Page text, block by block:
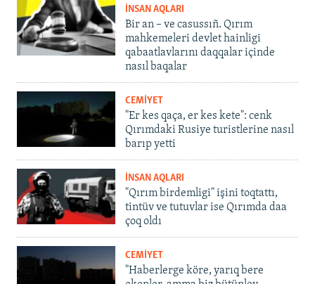
İNSAN AQLARI
Bir an – ve casussıñ. Qırım
mahkemeleri devlet hainligi
qabaatlavlarını daqqalar içinde
nasıl baqalar
CEMİYET
"Er kes qaça, er kes kete": cenk
Qırımdaki Rusiye turistlerine nasıl
barıp yetti
İNSAN AQLARI
"Qırım birdemligi" işini toqtattı,
tintüv ve tutuvlar ise Qırımda daa
çoq oldı
CEMİYET
"Haberlerge köre, yarıq bere